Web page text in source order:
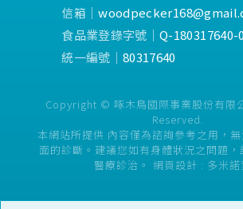
信箱│
食品業登錄字號│Q-180317640-
統一編號│80317640
Copyright © 啄木鳥國際事業股份有限
Reserved.
本網站所提供 內容僅為諮詢參考之用，
面的診斷。建議您如有身體狀況之問題
醫療診治。 網頁設計 : 多米